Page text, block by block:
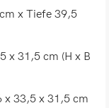
x Tiefe 39,5
x 31,5 cm (H x B
x 33,5 x 31,5 cm